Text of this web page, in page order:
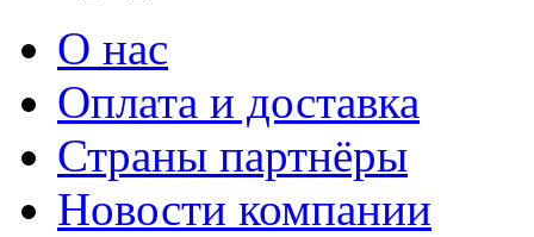
О нас
Оплата и доставка
Страны партнёры
Новости компании